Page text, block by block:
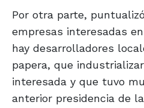
Por otra parte,
empresas interesadas
hay desarrolladores
papera, que
interesada y que tuvo
anterior presidencia de